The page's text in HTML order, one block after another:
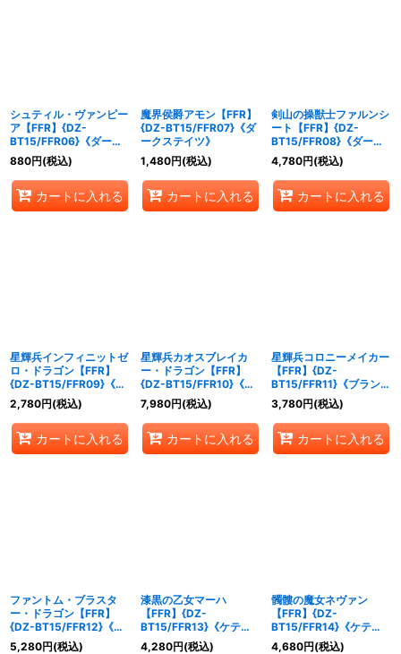
シュティル・ヴァンピー
ア【FFR】{DZ-
BT15/FFR06}《ダーク
ステイツ》
880円(税込)
カートに入れる
魔界侯爵アモン【FFR】
{DZ-BT15/FFR07}《ダ
ークステイツ》
1,480円(税込)
カートに入れる
剣山の操獣士ファルンシ
ート【FFR】{DZ-
BT15/FFR08}《ダーク
ステイツ》
4,780円(税込)
カートに入れる
星輝兵インフィニットゼ
ロ・ドラゴン【FFR】
{DZ-BT15/FFR09}《ブ
ラントゲート》
2,780円(税込)
カートに入れる
星輝兵カオスブレイカ
ー・ドラゴン【FFR】
{DZ-BT15/FFR10}《ブ
ラントゲート》
7,980円(税込)
カートに入れる
星輝兵コロニーメイカー
【FFR】{DZ-
BT15/FFR11}《ブラント
ゲート》
3,780円(税込)
カートに入れる
ファントム・ブラスタ
ー・ドラゴン【FFR】
{DZ-BT15/FFR12}《ケ
テルサンクチュアリ》
5,280円(税込)
漆黒の乙女マーハ
【FFR】{DZ-
BT15/FFR13}《ケテル
サンクチュアリ》
4,280円(税込)
髑髏の魔女ネヴァン
【FFR】{DZ-
BT15/FFR14}《ケテル
サンクチュアリ》
4,680円(税込)